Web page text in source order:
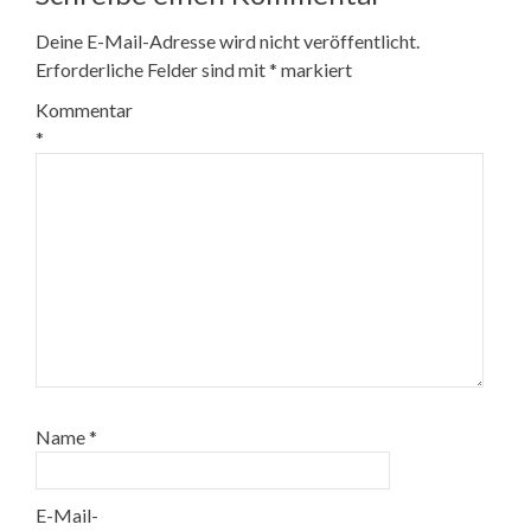
Deine E-Mail-Adresse wird nicht veröffentlicht.
Erforderliche Felder sind mit* markiert
Kommentar
*
Name*
E-Mail-